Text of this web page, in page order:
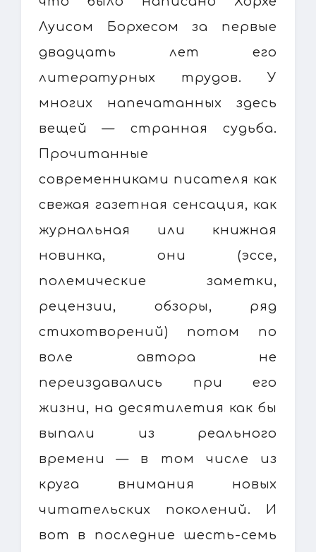
Луисом Борхесом за первые
двадцать лет его
литературных трудов. У
многих напечатанных здесь
вещей — странная судьба.
Прочитанные
современниками писателя как
свежая газетная сенсация, как
журнальная или книжная
новинка, они (эссе,
полемические заметки,
рецензии, обзоры, ряд
стихотворений) потом по
воле автора не
переиздавались при его
жизни, на десятилетия как бы
выпали из реального
времени — в том числе из
круга внимания новых
читательских поколений. И
вот в последние шесть-семь